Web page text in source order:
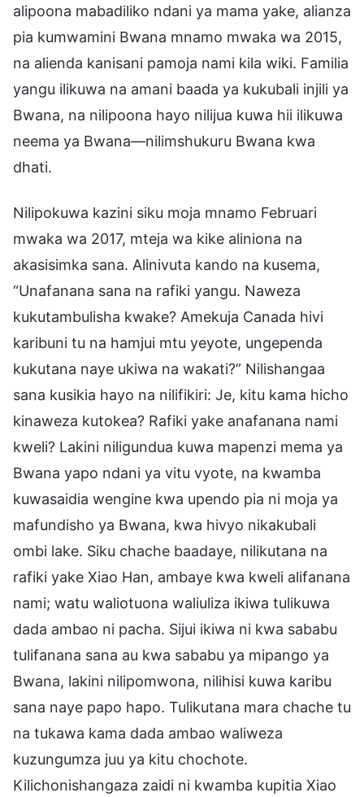
alipoona mabadiliko ndani ya mama yake, alianza
pia kumwamini Bwana mnamo mwaka wa 2015,
na alienda kanisani pamoja nami kila wiki. Familia
yangu ilikuwa na amani baada ya kukubali injili ya
Bwana, na nilipoona hayo nilijua kuwa hii ilikuwa
neema ya Bwana—nilimshukuru Bwana kwa
dhati.
Nilipokuwa kazini siku moja mnamo Februari
mwaka wa 2017, mteja wa kike aliniona na
akasisimka sana. Alinivuta kando na kusema,
“Unafanana sana na rafiki yangu. Naweza
kukutambulisha kwake? Amekuja Canada hivi
karibuni tu na hamjui mtu yeyote, ungependa
kukutana naye ukiwa na wakati?” Nilishangaa
sana kusikia hayo na nilifikiri: Je, kitu kama hicho
kinaweza kutokea? Rafiki yake anafanana nami
kweli? Lakini niligundua kuwa mapenzi mema ya
Bwana yapo ndani ya vitu vyote, na kwamba
kuwasaidia wengine kwa upendo pia ni moja ya
mafundisho ya Bwana, kwa hivyo nikakubali
ombi lake. Siku chache baadaye, nilikutana na
rafiki yake Xiao Han, ambaye kwa kweli alifanana
nami; watu waliotuona waliuliza ikiwa tulikuwa
dada ambao ni pacha. Sijui ikiwa ni kwa sababu
tulifanana sana au kwa sababu ya mipango ya
Bwana, lakini nilipomwona, nilihisi kuwa karibu
sana naye papo hapo. Tulikutana mara chache tu
na tukawa kama dada ambao waliweza
kuzungumza juu ya kitu chochote.
Kilichonishangaza zaidi ni kwamba kupitia Xiao